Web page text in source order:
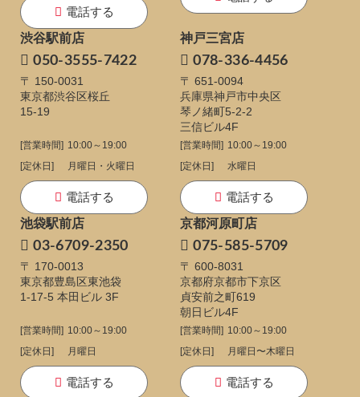
電話する
渋谷駅前店
050-3555-7422
〒 150-0031
東京都渋谷区桜丘
15-19
[営業時間] 10:00～19:00
[定休日]
月曜日・火曜日
電話する
神戸三宮店
078-336-4456
〒 651-0094
兵庫県神戸市中央区
琴ノ緒町5-2-2
三信ビル4F
[営業時間] 10:00～19:00
[定休日]
水曜日
電話する
池袋駅前店
03-6709-2350
〒 170-0013
東京都豊島区東池袋
1-17-5 本田ビル 3F
[営業時間] 10:00～19:00
[定休日]
月曜日
電話する
京都河原町店
075-585-5709
〒 600-8031
京都府京都市下京区
貞安前之町619
朝日ビル4F
[営業時間] 10:00～19:00
[定休日]
月曜日〜木曜日
電話する